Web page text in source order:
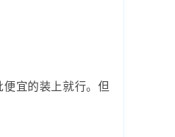
宜的装上就行。但